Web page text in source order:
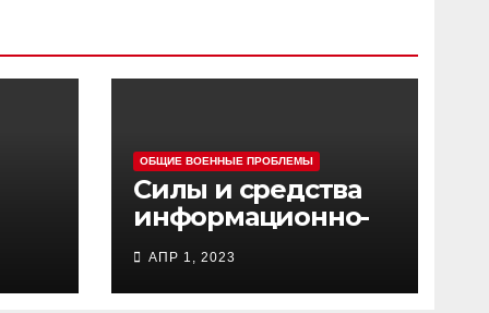
ОБЩИЕ ВОЕННЫЕ ПРОБЛЕМЫ
Силы и средства
информационно-
психологических
операций
вооруженных сил
АПР 1, 2023